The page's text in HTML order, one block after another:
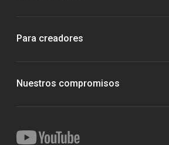
Para creadores
Nuestros compromisos